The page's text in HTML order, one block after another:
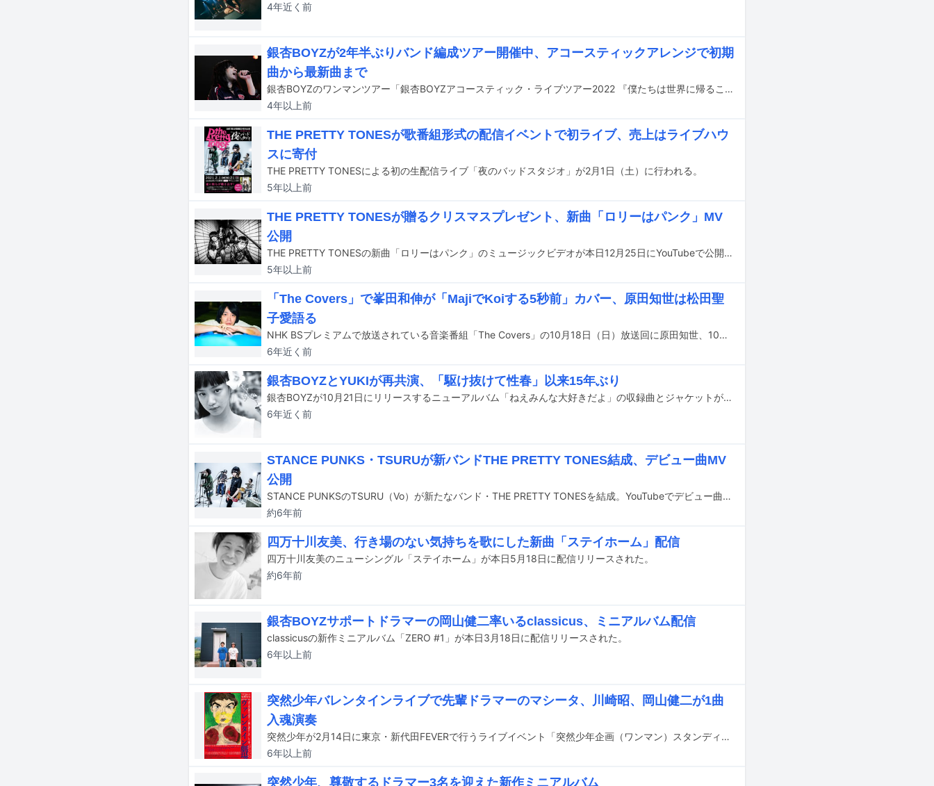
4年近く 前
銀杏BOYZが2年半ぶりバンド編成ツアー開催中、アコースティックアレンジで初期
曲から最新曲まで
銀杏BOYZのワンマンツアー「銀杏BOYZアコースティック・ライブツアー2022 『僕たちは世界に帰ることができない☆』」の東京・Zepp DiverCity（TOKYO）公演が3月14日に開催された。
4年以上前
THE PRETTY TONESが歌番組形式の配信イベントで初ライブ、売上はライブハウ
スに寄付
THE PRETTY TONESによる初の生配信ライブ「夜のバッドスタジオ」が2月1日（土）に行われる。
5年以上前
THE PRETTY TONESが贈るクリスマスプレゼント、新曲「ロリーはパンク」MV
公開
THE PRETTY TONESの新曲「ロリーはパンク」のミュージックビデオが本日12月25日にYouTubeで公開された。
5年以上前
「The Covers」で峯田和伸が「MajiでKoiする5秒前」カバー、原田知世は松田聖
子愛語る
NHK BSプレミアムで放送されている音楽番組「The Covers」の10月18日（日）放送回に原田知世、10月25日（日）放送回に銀杏BOYZが出演することが決定した。
6年近く 前
銀杏BOYZとYUKIが再共演、「駆け抜けて性春」以来15年ぶり
銀杏BOYZが10月21日にリリースするニューアルバム「ねえみんな大好きだよ」の収録曲とジャケットが公開された。
6年近く 前
STANCE PUNKS・TSURUが新バンドTHE PRETTY TONES結成、デビュー曲MV
公開
STANCE PUNKSのTSURU（Vo）が新たなバンド・THE PRETTY TONESを結成。YouTubeでデビュー曲「リンコ・ザ・スーパーソニック」のミュージックビデオを公開した。
約6年前
四万十川友美、行き場のない気持ちを歌にした新曲「ステイホーム」配信
四万十川友美のニューシングル「ステイホーム」が本日5月18日に配信リリースされた。
約6年前
銀杏BOYZサポートドラマーの岡山健二率いるclassicus、ミニアルバム配信
classicusの新作ミニアルバム「ZERO #1」が本日3月18日に配信リリースされた。
6年以上前
突然少年バレンタインライブで先輩ドラマーのマシータ、川崎昭、岡山健二が1曲
入魂演奏
突然少年が2月14日に東京・新代田FEVERで行うライブイベント「突然少年企画（ワンマン）スタンディングスティックス-ヴァレンタイン劇場-」に、ゲストドラマーが参加することが発表された。
6年以上前
突然少年、尊敬するドラマー3名を迎えた新作ミニアルバム